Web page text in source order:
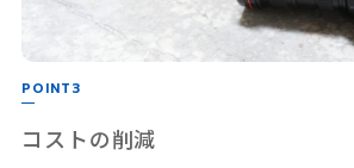
POINT3
コストの削減